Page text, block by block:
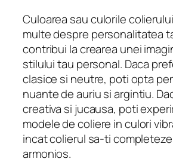
Culoarea sau culorile
multe despre personalitatea
contribui la crearea unei
stilului tau personal. Daca
clasice si neutre, poti opta
nuante de auriu si argintiu.
creativa si jucausa, poti
modele de coliere in culori
incat colierul sa-ti
armonios.